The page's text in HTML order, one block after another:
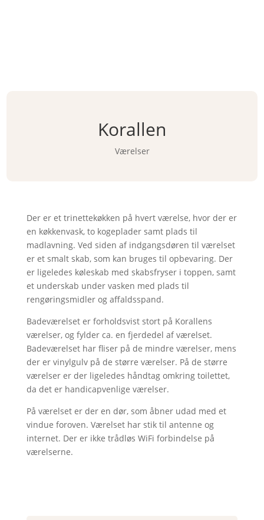
Korallen
Værelser
Der er et trinettekøkken på hvert værelse, hvor der er
en køkkenvask, to kogeplader samt plads til
madlavning. Ved siden af indgangsdøren til værelset
er et smalt skab, som kan bruges til opbevaring. Der
er ligeledes køleskab med skabsfryser i toppen, samt
et underskab under vasken med plads til
rengøringsmidler og affaldsspand.
Badeværelset er forholdsvist stort på Korallens
værelser, og fylder ca. en fjerdedel af værelset.
Badeværelset har fliser på de mindre værelser, mens
der er vinylgulv på de større værelser. På de større
værelser er der ligeledes håndtag omkring toilettet,
da det er handicapvenlige værelser.
På værelset er der en dør, som åbner udad med et
vindue foroven. Værelset har stik til antenne og
internet. Der er ikke trådløs WiFi forbindelse på
værelserne.